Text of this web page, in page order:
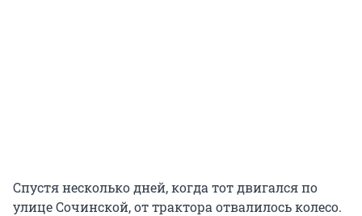
Спустя несколько дней, когда тот двигался по
улице Сочинской, от трактора отвалилось колесо.